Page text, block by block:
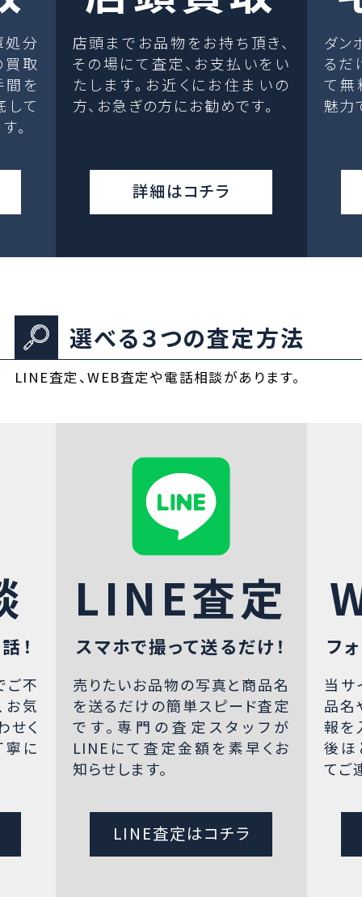
処分
取
間を
して
。
店頭までお品物をお持ち頂き、
その場にて査定、お支払いをい
たします。お近くにお住まいの
方、お急ぎの方にお勧めです。
詳細はコチラ
ダン
るだ
て無
魅力
選べる３つの査定方法
LINE査定、WEB査定や電話相談があります。
！
ご不
お気
せく
寧に
LINE査定
スマホで撮って送るだけ！
売りたいお品物の写真と商品名
を送るだけの簡単スピード査定
です。専門の査定スタッフが
LINEにて査定金額を素早くお
知らせします。
LINE査定はコチラ
フ
当サ
品名
報を
後ほ
てご